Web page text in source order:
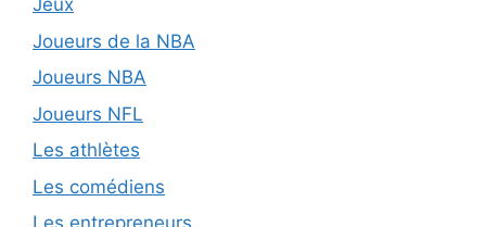
Jeux
Joueurs de la NBA
Joueurs NBA
Joueurs NFL
Les athlètes
Les comédiens